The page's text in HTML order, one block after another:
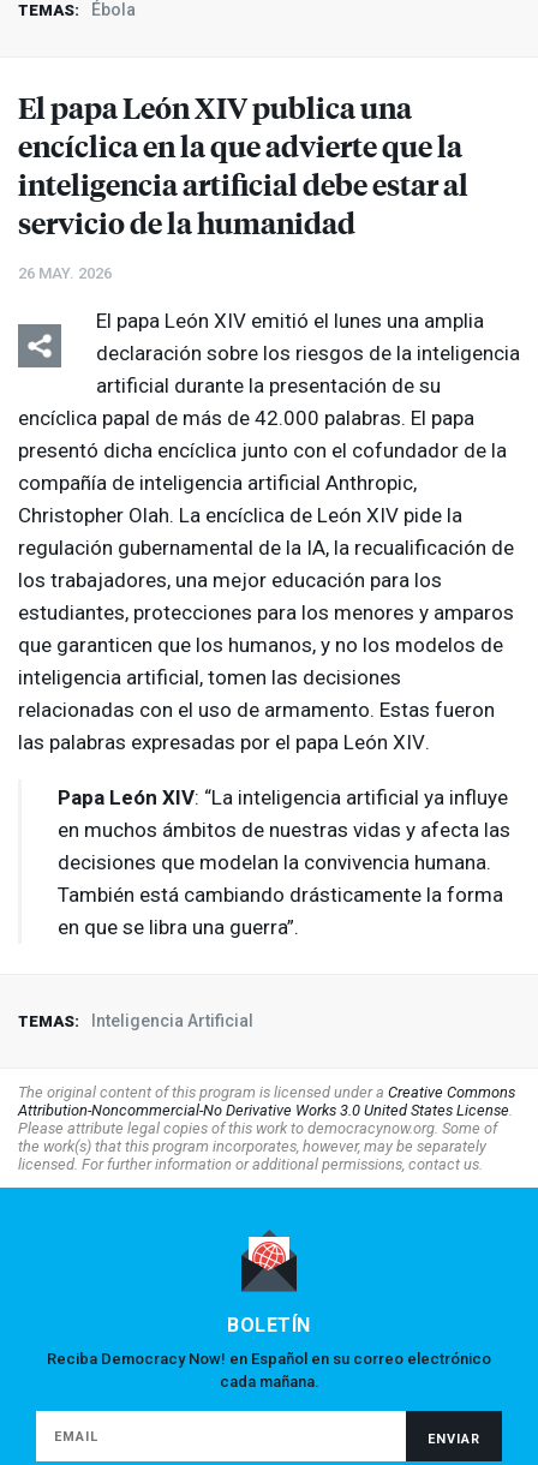
TEMAS: Ébola
El papa LeónXIVpublica una
encíclica en la que advierte que la
inteligencia artificial debe estar al
servicio de la humanidad
26 MAY. 2026
El papa León XIV emitió el lunes una amplia
declaración sobre los riesgos de la inteligencia
artificial durante la presentación de su
encíclica papal de más de 42.000 palabras. El papa
presentó dicha encíclica junto con el cofundador de la
compañía de inteligencia artificial Anthropic,
Christopher Olah. La encíclica de León XIV pide la
regulación gubernamental de la IA, la recualificación de
los trabajadores, una mejor educación para los
estudiantes, protecciones para los menores y amparos
que garanticen que los humanos, y no los modelos de
inteligencia artificial, tomen las decisiones
relacionadas con el uso de armamento. Estas fueron
las palabras expresadas por el papa León XIV.
Papa León XIV: “La inteligencia artificial ya influye
en muchos ámbitos de nuestras vidas y afecta las
decisiones que modelan la convivencia humana.
También está cambiando drásticamente la forma
en que se libra una guerra”.
TEMAS: Inteligencia Artificial
The original content of this program is licensed under a Creative Commons
Attribution-Noncommercial-No Derivative Works 3.0 United States License.
Please attribute legal copies of this work to democracynow.org. Some of
the work(s) that this program incorporates, however, may be separately
licensed. For further information or additional permissions, contact us.
BOLETÍN
Reciba Democracy Now! en Español en su correo electrónico
cada mañana.